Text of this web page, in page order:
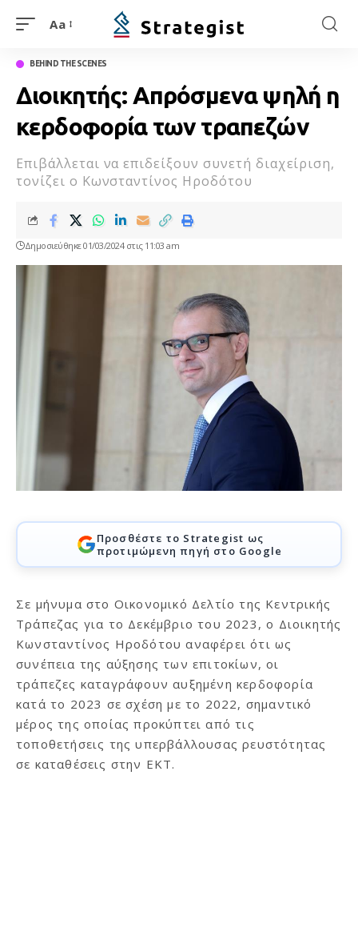
Aa
BEHIND THE SCENES
Διοικητής: Απρόσμενα ψηλή η
κερδοφορία των τραπεζών
Επιβάλλεται να επιδείξουν συνετή διαχείριση,
τονίζει ο Κωνσταντίνος Ηροδότου
Δημοσιεύθηκε 01/03/2024 στις 11:03 am
Προσθέστε το Strategist ως
προτιμώμενη πηγή στο Google
Σε μήνυμα στο Οικονομικό Δελτίο της Κεντρικής
Τράπεζας για το Δεκέμβριο του 2023, ο Διοικητής
Κωνσταντίνος Ηροδότου αναφέρει ότι ως
συνέπεια της αύξησης των επιτοκίων, οι
τράπεζες καταγράφουν αυξημένη κερδοφορία
κατά το 2023 σε σχέση με το 2022, σημαντικό
μέρος της οποίας προκύπτει από τις
τοποθετήσεις της υπερβάλλουσας ρευστότητας
σε καταθέσεις στην ΕΚΤ.